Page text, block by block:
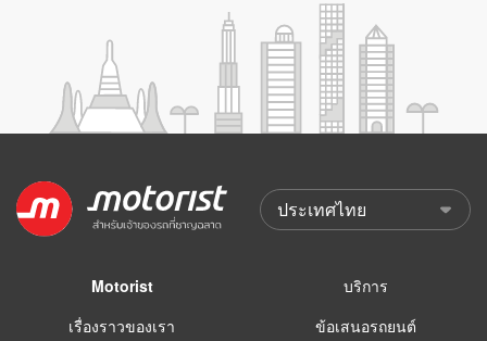
Motorist
เรื่องราวของเรา
บริการ
ข้อเสนอรถยนต์